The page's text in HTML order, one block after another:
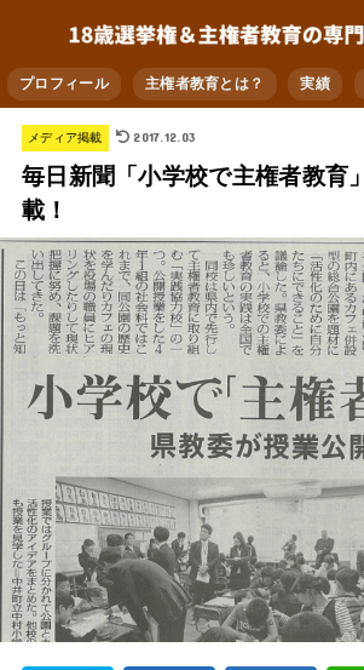
プロフィール 主権者教育とは？ 実績
メディア掲載 2017.12.03
毎日新聞「小学校で主権者教育
載！